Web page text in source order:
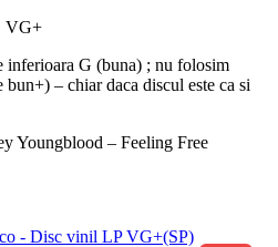
VG+
G (buna) ; nu folosim
– chiar daca discul este ca si
Youngblood – Feeling Free